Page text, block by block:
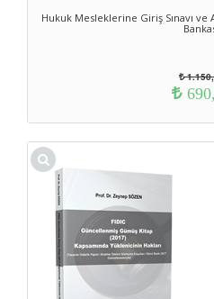
Hukuk Mesleklerine Giriş Sınavı ve